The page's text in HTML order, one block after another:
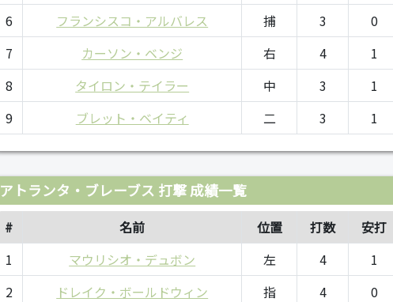
6
フランシスコ・アルバレス 捕 3 0
7
カーソン・ベンジ 右 4 1
8
タイロン・テイラー 中 3 1
9
ブレット・ベイティ 二 3 1
アトランタ・ブレーブス 打撃 成績一覧
# 名前 位置 打数 安打
1
マウリシオ・デュボン 左 4 1
2
ドレイク・ボールドウィン 指 4 0